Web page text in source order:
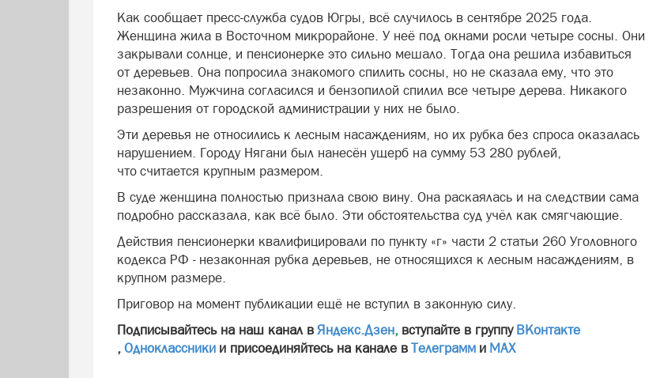
Как сообщает пресс-служба судов Югры, всё случилось в сентябре 2025 года.
Женщина жила в Восточном микрорайоне. У неё под окнами росли четыре сосны. Они
закрывали солнце, и пенсионерке это сильно мешало. Тогда она решила избавиться
от деревьев. Она попросила знакомого спилить сосны, но не сказала ему, что это
незаконно. Мужчина согласился и бензопилой спилил все четыре дерева. Никакого
разрешения от городской администрации у них не было.
Эти деревья не относились к лесным насаждениям, но их рубка без спроса оказалась
нарушением. Городу Нягани был нанесён ущерб на сумму 53 280 рублей,
что считается крупным размером.
В суде женщина полностью признала свою вину. Она раскаялась и на следствии сама
подробно рассказала, как всё было. Эти обстоятельства суд учёл как смягчающие.
Действия пенсионерки квалифицировали по пункту «г» части 2 статьи 260 Уголовного
кодекса РФ - незаконная рубка деревьев, не относящихся к лесным насаждениям, в
крупном размере.
Приговор на момент публикации ещё не вступил в законную силу.
Подписывайтесь на наш канал в Яндекс.Дзен, вступайте в группу ВКонтакте
, Одноклассники и присоединяйтесь на канале в Телеграмм и МАХ